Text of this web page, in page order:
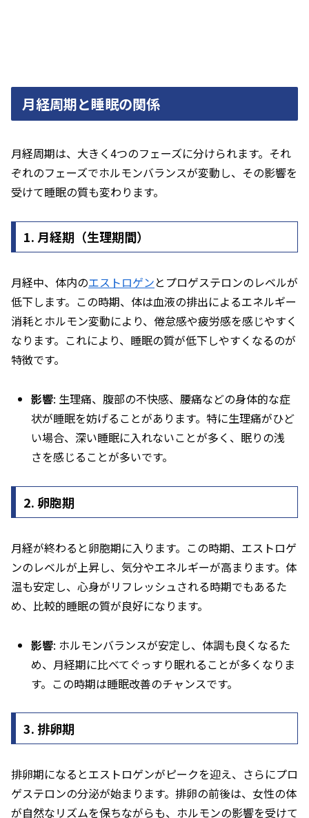
月経周期と睡眠の関係
月経周期は、大きく4つのフェーズに分けられます。それ
ぞれのフェーズでホルモンバランスが変動し、その影響を
受けて睡眠の質も変わります。
1. 月経期（生理期間）
月経中、体内のエストロゲンとプロゲステロンのレベルが
低下します。この時期、体は血液の排出によるエネルギー
消耗とホルモン変動により、倦怠感や疲労感を感じやすく
なります。これにより、睡眠の質が低下しやすくなるのが
特徴です。
影響: 生理痛、腹部の不快感、腰痛などの身体的な症
状が睡眠を妨げることがあります。特に生理痛がひど
い場合、深い睡眠に入れないことが多く、眠りの浅
さを感じることが多いです。
2. 卵胞期
月経が終わると卵胞期に入ります。この時期、エストロゲ
ンのレベルが上昇し、気分やエネルギーが高まります。体
温も安定し、心身がリフレッシュされる時期でもあるた
め、比較的睡眠の質が良好になります。
影響: ホルモンバランスが安定し、体調も良くなるた
め、月経期に比べてぐっすり眠れることが多くなりま
す。この時期は睡眠改善のチャンスです。
3. 排卵期
排卵期になるとエストロゲンがピークを迎え、さらにプロ
ゲステロンの分泌が始まります。排卵の前後は、女性の体
が自然なリズムを保ちながらも、ホルモンの影響を受けて